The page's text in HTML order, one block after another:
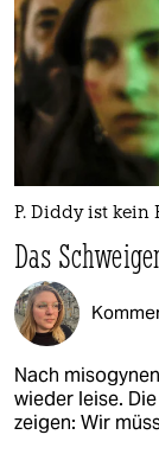
P. Diddy ist kein
Das
Nach
wieder leise.
zeigen: Wir